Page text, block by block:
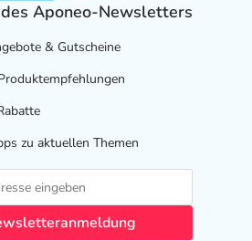
Aponeo-Newsletters
& Gutscheine
zu aktuellen Themen